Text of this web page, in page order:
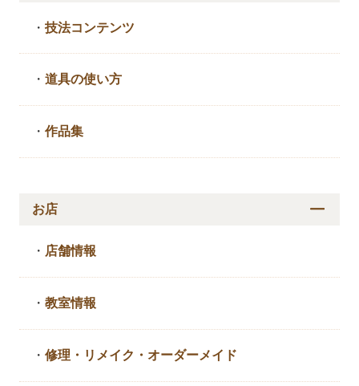
・技法コンテンツ
・道具の使い方
・作品集
お店
・ 店舗情報
・教室情報
・修理・リメイク・ オーダーメイド